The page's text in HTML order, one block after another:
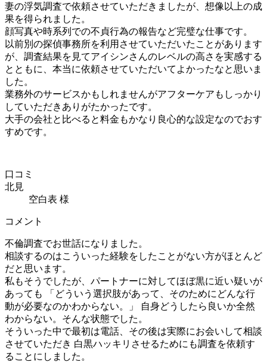
妻の浮気調査で依頼させていただきましたが、想像以上の成
果を得られました。
顔写真や時系列での不貞行為の報告など完璧な仕事です。
以前別の探偵事務所を利用させていただいたことがあります
が、調査結果を見てアイシンさんのレベルの高さを実感する
とともに、本当に依頼させていただいてよかったなと思いま
した。
業務外のサービスかもしれませんがアフターケアもしっかり
していただきありがたかったです。
大手の会社と比べると料金もかなり良心的な設定なのでおす
すめです。
口コミ
北見
空白表 様
コメント
不倫調査でお世話になりました。
相談するのはこういった経験をしたことがない方がほとんど
だと思います。
私もそうでしたが、パートナーに対してほぼ黒に近い疑いが
あっても 「どういう選択肢があって、そのためにどんな行
動が必要なのかわからない。」 自身どうしたら良いか全然
わからない。そんな状態でした。
そういった中で最初は電話、その後は実際にお会いして相談
させていただき 白黒ハッキリさせるためにも調査を依頼す
ることにしました。